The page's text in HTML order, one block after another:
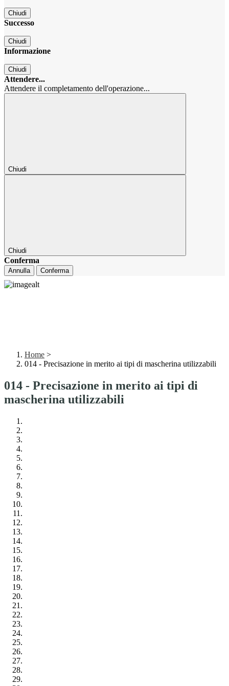
Chiudi
Successo
Chiudi
Informazione
Chiudi
Attendere...
Attendere il completamento dell'operazione...
Chiudi
Chiudi
Conferma
Annulla Conferma
Home >
014 - Precisazione in merito ai tipi di mascherina utilizzabili
014 - Precisazione in merito ai tipi di
mascherina utilizzabili